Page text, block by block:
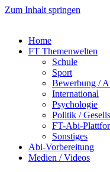
Zum Inhalt springen
Home
FT Themenwelten
Schule
Sport
Bewerbung /
International
Psychologie
Politik /
FT-Abi-
Sonstiges
Abi-Vorbereitung
Medien / Videos